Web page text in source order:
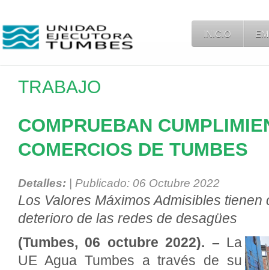
INICIO
TRABAJO
COMPRUEBAN
COMERCIOS DE TUMBES
Detalles: | Publicado: 06 Octubre 2022
Los Valores Máximos Admisibles tienen
deterioro de las redes de desagües
(Tumbes, 06 octubre 2022). – La
UE Agua Tumbes a través de su